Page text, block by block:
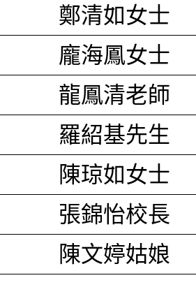
鄭清如女士
龐海鳳女士
龍鳳清老師
羅紹基先生
陳琼如女士
張錦怡校長
陳文婷姑娘